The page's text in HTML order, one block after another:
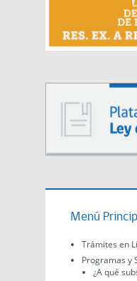
Menú
Trámites en
Programas y
¿A qué